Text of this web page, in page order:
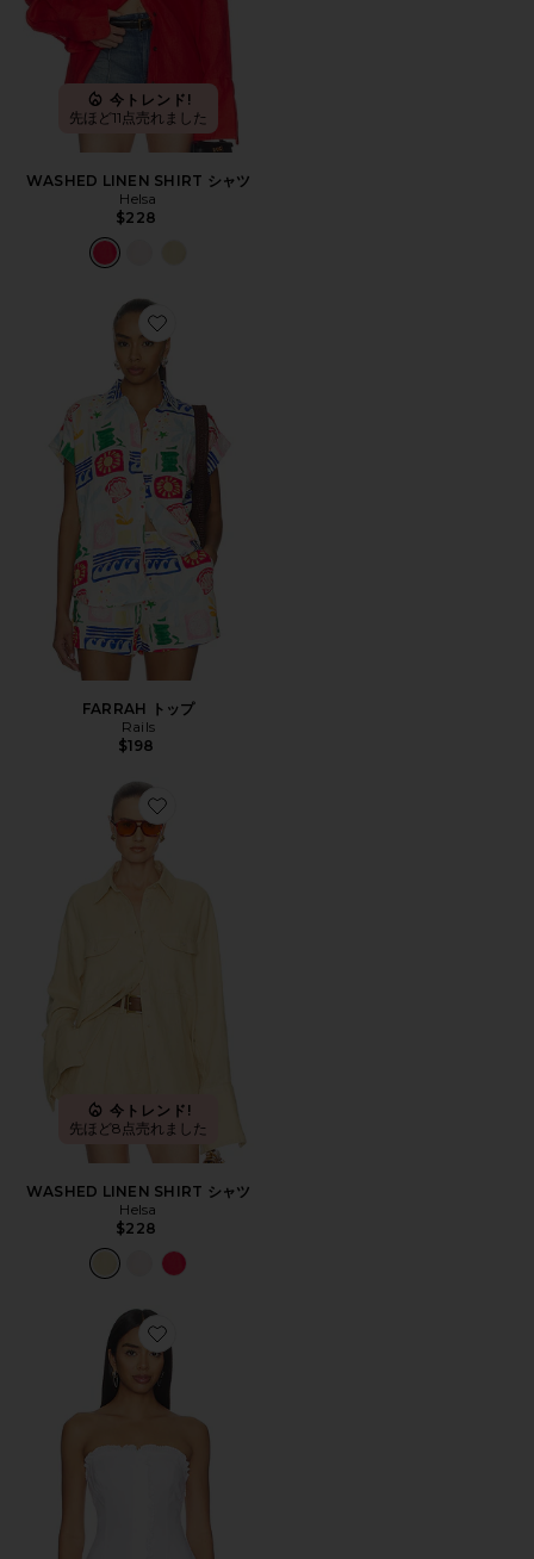
今トレンド!
先ほど11点売れました
WASHED LINEN SHIRT シャツ
Helsa
$228
Favorite FARRAH トップ
FARRAH トップ
Rails
$198
Favorite WASHED LINEN SHIRT シャツ
今トレンド!
先ほど8点売れました
WASHED LINEN SHIRT シャツ
Helsa
$228
Favorite FLORENCE ストラップレストップ